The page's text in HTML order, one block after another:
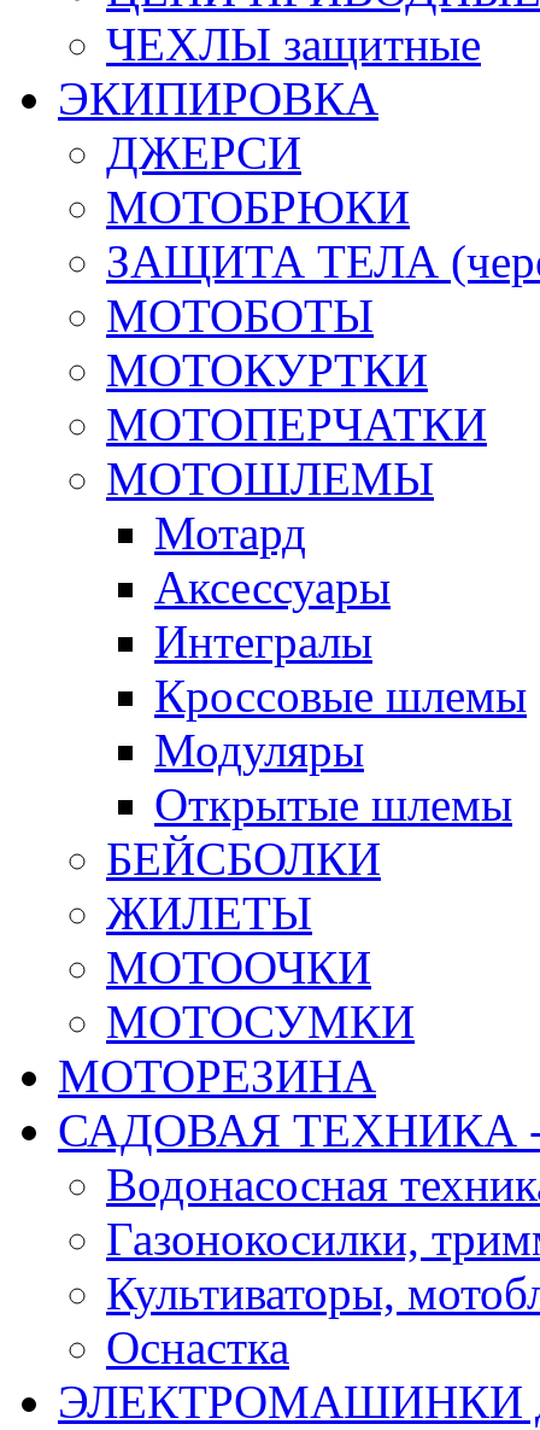
ЧЕХЛЫ защитные
ЭКИПИРОВКА
ДЖЕРСИ
МОТОБРЮКИ
ЗАЩИТА ТЕЛА
МОТОБОТЫ
МОТОКУРТКИ
МОТОПЕРЧАТКИ
МОТОШЛЕМЫ
Мотард
Аксессуары
Интегралы
Кроссовые шлемы
Модуляры
Открытые шлемы
БЕЙСБОЛКИ
ЖИЛЕТЫ
МОТООЧКИ
МОТОСУМКИ
МОТОРЕЗИНА
САДОВАЯ ТЕХНИКА
Водонасосная
Газонокосилки,
Культиваторы,
Оснастка
ЭЛЕКТРОМАШИНКИ